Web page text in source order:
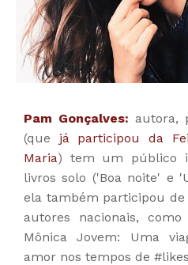
Pam Gonçalves: autora,
(que já participou da
Maria) tem um público
livros solo ('Boa noite' e
ela também participou
autores nacionais,
Mônica Jovem: Uma
amor nos tempos de